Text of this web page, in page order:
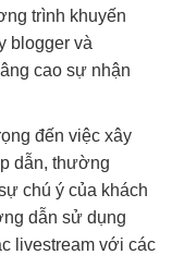
trình khuyến
blogger và
cao sự nhận
đến việc xây
dẫn, thường
chú ý của khách
dẫn sử dụng
livestream với các